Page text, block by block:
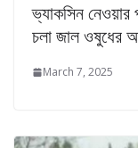
ভ্যাকসিন
চলা জাল ওষুধের
March 7, 2025